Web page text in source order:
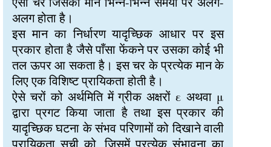
अलग होता है।
इस मान का निर्धारण यादृच्छिक आधार पर इस
प्रकार होता है जैसे पाँसा फेंकने पर उसका कोई भी
तल ऊपर आ सकता है। इस चर के प्रत्येक मान के
लिए एक विशिष्ट प्रायिकता होती है।
ऐसे चरों को अर्थमिति में ग्रीक अक्षरों ε अथवा μ
द्वारा प्रगट किया जाता है तथा इस प्रकार की
यादृच्छिक घटना के संभव परिणामों को दिखाने वाली
प्रायिकता सूची को, जिसमें प्रत्येक संभावना का